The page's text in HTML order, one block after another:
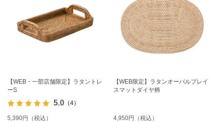
【WEB・一部店舗限定】ラタントレ
ーS
5.0（4）
5,390円（税込）
【WEB限定】ラタンオーバルプレイ
スマットダイヤ柄
4,950円（税込）